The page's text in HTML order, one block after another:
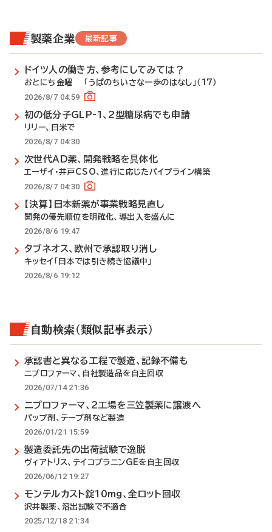
製薬企業 最新記事
ドイツ人の働き方、参考にしてみては？
おとにち金曜 「うぱのちいさな一歩のはなし」（17）
2026/8/7 04:59
初の低分子GLP-1、2型糖尿病でも申請
リリー、日米で
2026/8/7 04:30
次世代AD薬、開発戦略を具体化
エーザイ・井戸CSO、進行に応じたパイプライン構築
2026/8/7 04:30
【決算】日本新薬が事業戦略見直し
開発の優先順位を明確化、導出入を盛んに
2026/8/6 19:47
タブネオス、欧州で承認取り消し
キッセイ「日本では引き続き協議中」
2026/8/6 19:12
自動検索（類似記事表示）
承認書と異なる工程で製造、記録不備も
ニプロファーマ、自社製造品を自主回収
2026/07/14 21:36
ニプロファーマ、2工場を三笠製薬に譲渡へ
パップ剤、テープ剤など製造
2026/01/21 15:59
製造委託先の出荷試験で逸脱
ヴィアトリス、テイコプラニンGEを自主回収
2026/06/12 19:27
モンテルカスト錠10mg、全ロット回収
沢井製薬、溶出試験で不適合
2025/12/18 21:34